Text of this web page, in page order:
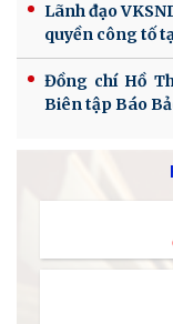
Lãnh đạo
quyền công tố
Đồng chí Hồ
Biên tập Báo